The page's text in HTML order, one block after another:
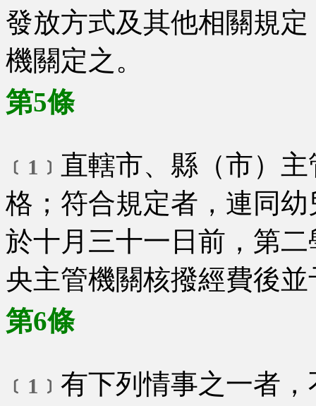
發放方式及其他相關規
機關定之。
第5條
﹝1﹞ 直轄市、縣（市）
格；符合規定者，連同
於十月三十一日前，第
央主管機關核撥經費後
第6條
﹝1﹞ 有下列情事之一者